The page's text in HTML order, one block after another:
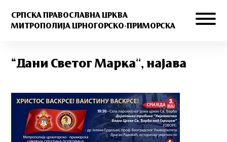
СРПСКА ПРАВОСЛАВНА ЦРКВА
МИТРОПОЛИЈА ЦРНОГОРСКО-ПРИМОРСКА
“Дани Светог Марка”, најава